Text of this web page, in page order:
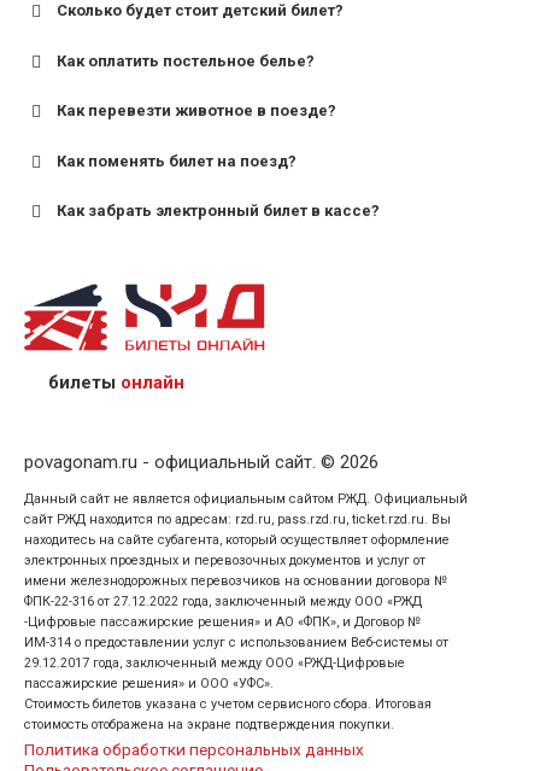
для поездов дальнего следования — от 10 лет и
для пригородных поездов — от 7 лет.
Сколько будет стоит детский билет?
Как оплатить постельное белье?
Как перевезти животное в поезде?
Как поменять билет на поезд?
Как забрать электронный билет в кассе?
назвав кассиру 14-значный номер заказа;
предъявив удостоверение личности пассажира, на
кого оформлен билет.
билеты онлайн
povagonam.ru - официальный сайт. © 2026
Данный сайт не является официальным сайтом РЖД. Официальный
сайт РЖД находится по адресам: rzd.ru, pass.rzd.ru, ticket.rzd.ru. Вы
находитесь на сайте субагента, который осуществляет оформление
электронных проездных и перевозочных документов и услуг от
имени железнодорожных перевозчиков на основании договора №
ФПК-22-316 от 27.12.2022 года, заключенный между ООО «РЖД
-Цифровые пассажирские решения» и АО «ФПК», и Договор №
ИМ-314 о предоставлении услуг с использованием Веб-системы от
29.12.2017 года, заключенный между ООО «РЖД-Цифровые
пассажирские решения» и ООО «УФС».
Стоимость билетов указана с учетом сервисного сбора. Итоговая
стоимость отображена на экране подтверждения покупки.
Политика обработки персональных данных